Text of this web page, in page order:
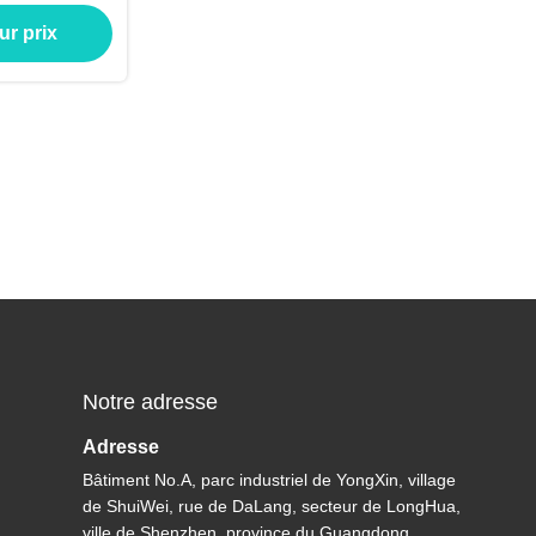
de
prix
Notre adresse
Adresse
Bâtiment No.A, parc industriel de YongXin, village
de ShuiWei, rue de DaLang, secteur de LongHua,